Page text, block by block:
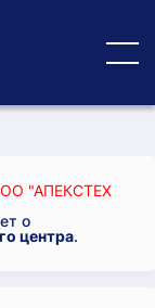
"АПЕКСТЕХ
о
центра.